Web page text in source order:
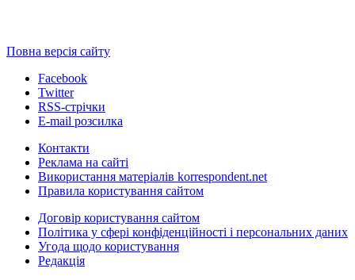
Повна версія сайту
Facebook
Twitter
RSS-стрічки
E-mail розсилка
Контакти
Реклама на сайті
Використання матеріалів korrespondent.net
Правила користування сайтом
Договір користування сайтом
Політика у сфері конфіденційності і персональних даних
Угода щодо користування
Редакція